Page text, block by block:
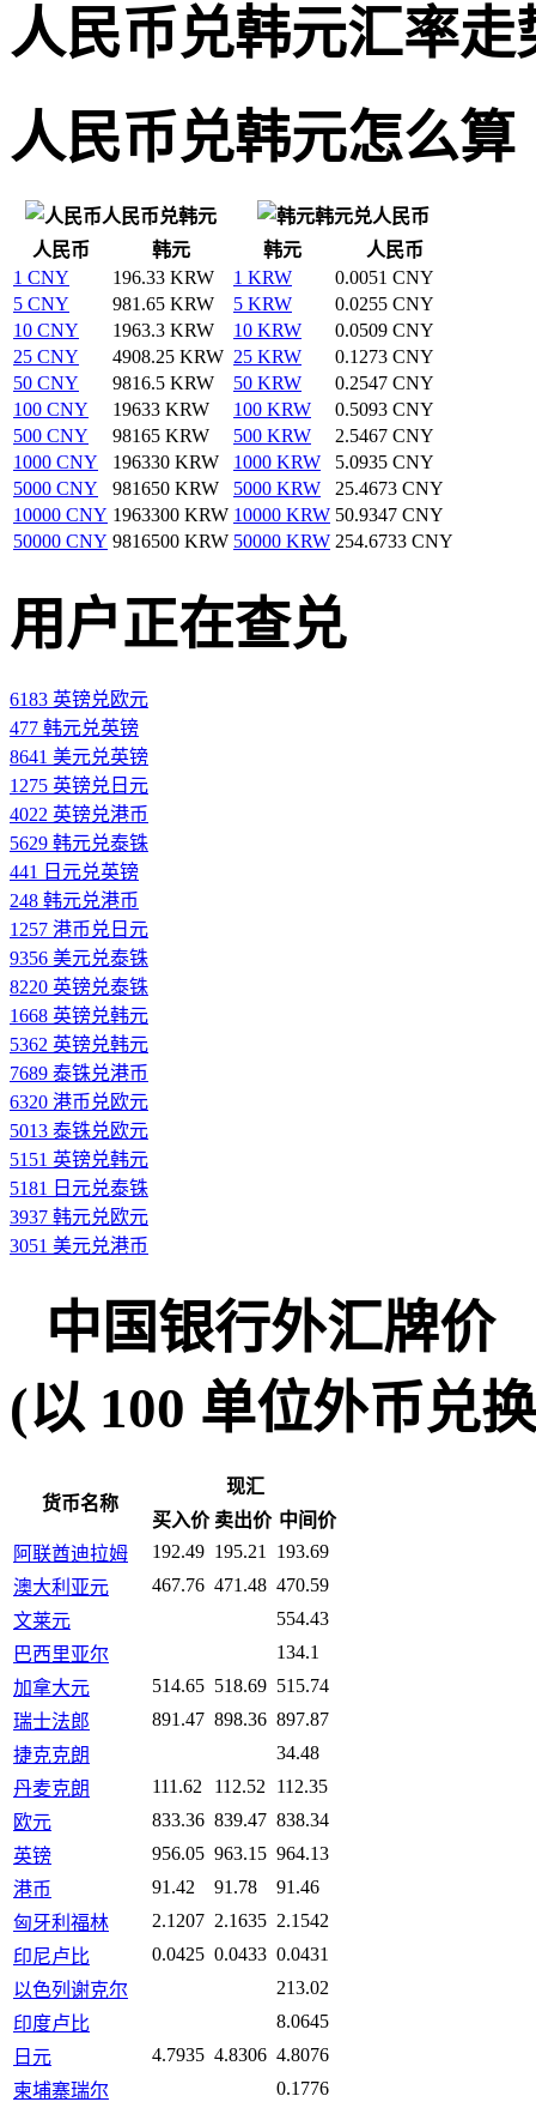
人民币兑韩元汇率走
人民币兑韩元怎么算
人民币兑韩元
韩元兑人民币
人民币
韩元 韩元
人民币
1 CNY
196.33 KRW 1 KRW
0.0051 CNY
5 CNY
981.65 KRW 5 KRW
0.0255 CNY
10 CNY
1963.3 KRW 10 KRW
0.0509 CNY
25 CNY
4908.25 KRW 25 KRW
0.1273 CNY
50 CNY
9816.5 KRW 50 KRW
0.2547 CNY
100 CNY
19633 KRW 100 KRW
0.5093 CNY
500 CNY
98165 KRW 500 KRW
2.5467 CNY
1000 CNY
196330 KRW 1000 KRW
5.0935 CNY
5000 CNY
981650 KRW 5000 KRW
25.4673 CNY
10000 CNY 1963300 KRW 10000 KRW 50.9347 CNY
50000 CNY 9816500 KRW 50000 KRW 254.6733 CNY
用户正在查兑
6183 英镑兑欧元
477 韩元兑英镑
8641 美元兑英镑
1275 英镑兑日元
4022 英镑兑港币
5629 韩元兑泰铢
441 日元兑英镑
248 韩元兑港币
1257 港币兑日元
9356 美元兑泰铢
8220 英镑兑泰铢
1668 英镑兑韩元
5362 英镑兑韩元
7689 泰铢兑港币
6320 港币兑欧元
5013 泰铢兑欧元
5151 英镑兑韩元
5181 日元兑泰铢
3937 韩元兑欧元
3051 美元兑港币
中国银行外汇牌价
(以 100 单位外币兑
货币名称
现汇
买入价 卖出价 中间价
阿联酋迪拉姆
192.49 195.21
193.69
澳大利亚元
467.76 471.48 470.59
文莱元
554.43
巴西里亚尔
134.1
加拿大元
514.65 518.69 515.74
瑞士法郎
891.47 898.36 897.87
捷克克朗
34.48
丹麦克朗
111.62 112.52
112.35
欧元
833.36 839.47 838.34
英镑
956.05 963.15 964.13
港币
91.42 91.78
91.46
匈牙利福林
2.1207 2.1635 2.1542
印尼卢比
0.0425 0.0433 0.0431
以色列谢克尔
213.02
印度卢比
8.0645
日元
4.7935 4.8306 4.8076
柬埔寨瑞尔
0.1776